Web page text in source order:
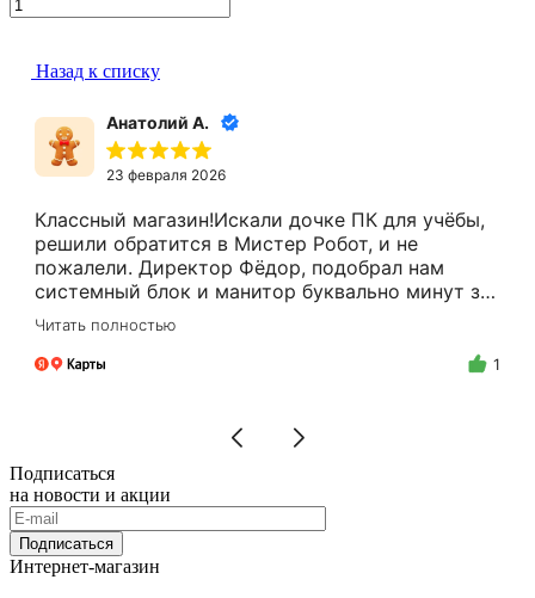
Назад к списку
Анатолий А.
23 февраля 2026
Классный магазин!Искали дочке ПК для учёбы,
решили обратится в Мистер Робот, и не
пожалели. Директор Фёдор, подобрал нам
системный блок и манитор буквально минут за
15.Цены адекватные, за расчёт налом скидку
делают.Спасибо Вам Фёдор, и успехов Вам в
бизнесе!
Читать полностью
1
Подписаться
на новости и акции
Подписаться
Интернет-магазин